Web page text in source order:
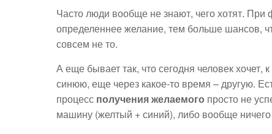
Часто люди вообще не знают, чего хотят.
определеннее желание, тем больше шансов,
совсем не то.
А еще бывает так, что сегодня человек
синюю, еще через какое-то время – другую.
процесс получения желаемого просто не
машину (желтый + синий), либо вообще ничего